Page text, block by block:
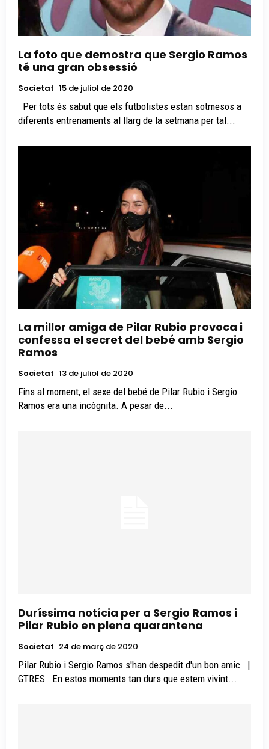
La foto que demostra que Sergio Ramos
té una gran obsessió
Societat 15 de juliol de 2020
diferents entrenaments al llarg de la setmana per tal...
La millor amiga de Pilar Rubio provoca i
confessa el secret del bebé amb Sergio
Ramos
Societat 13 de juliol de 2020
Fins al moment, el sexe del bebé de Pilar Rubio i Sergio
Ramos era una incògnita. A pesar de...
Duríssima notícia per a Sergio Ramos i
Pilar Rubio en plena quarantena
Societat 24 de març de 2020
Pilar Rubio i Sergio Ramos s'han despedit d'un bon amic |
GTRES En estos moments tan durs que estem vivint...